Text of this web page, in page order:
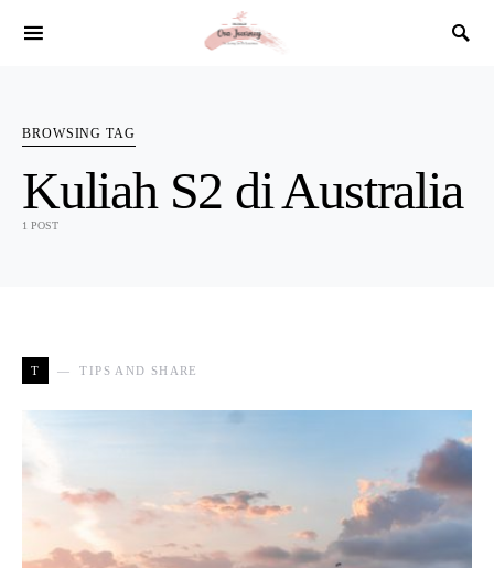
SEARCH FOR:
BROWSING TAG
Kuliah S2 di Australia
1 POST
T TIPS AND SHARE